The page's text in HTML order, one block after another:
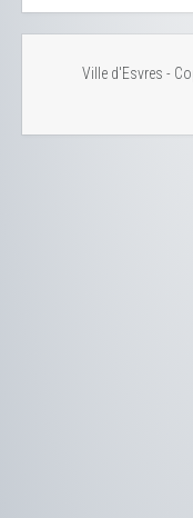
Ville d'Esvres -